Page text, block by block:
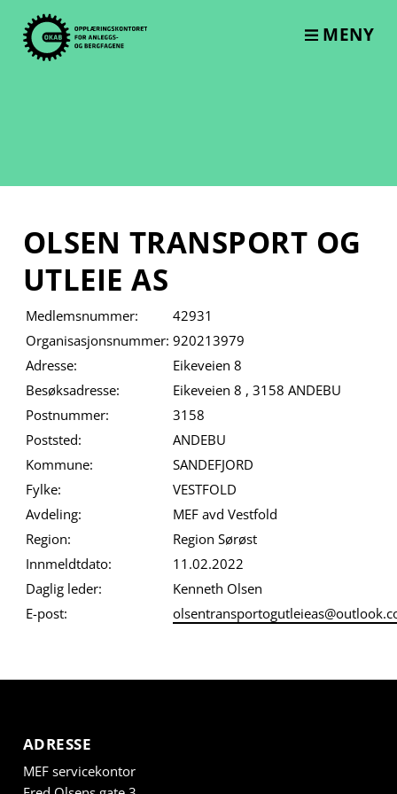
content
MENY
OLSEN TRANSPORT OG
UTLEIE AS
Medlemsnummer:
42931
Organisasjonsnummer: 920213979
Adresse:
Eikeveien 8
Besøksadresse:
Eikeveien 8 , 3158 ANDEBU
Postnummer:
3158
Poststed:
ANDEBU
Kommune:
SANDEFJORD
Fylke:
VESTFOLD
Avdeling:
MEF avd Vestfold
Region:
Region Sørøst
Innmeldtdato:
11.02.2022
Daglig leder:
Kenneth Olsen
E-post:
ADRESSE
MEF servicekontor